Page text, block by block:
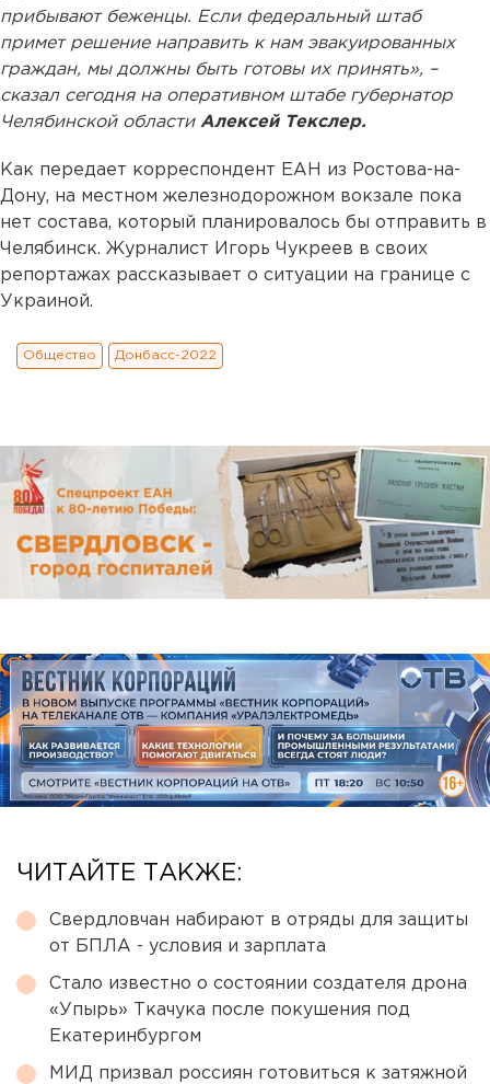
прибывают беженцы. Если федеральный штаб
примет решение направить к нам эвакуированных
граждан, мы должны быть готовы их принять», –
сказал сегодня на оперативном штабе губернатор
Челябинской областиАлексей Текслер.
Как передает корреспондент ЕАН из Ростова-на-
Дону, на местном железнодорожном вокзале пока
нет состава, который планировалось бы отправить в
Челябинск. Журналист Игорь Чукреев в своих
репортажах рассказывает о ситуации на границе с
Украиной.
Общество Донбасс-2022
ЧИТАЙТЕ ТАКЖЕ:
Свердловчан набирают в отряды для защиты
от БПЛА - условия и зарплата
Стало известно о состоянии создателя дрона
«Упырь» Ткачука после покушения под
Екатеринбургом
МИД призвал россиян готовиться к затяжной